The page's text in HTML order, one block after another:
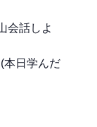
会話しよ
(本日学んだ